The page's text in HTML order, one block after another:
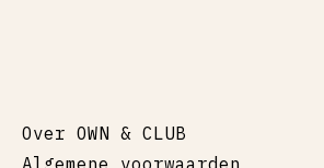
Over OWN & CLUB